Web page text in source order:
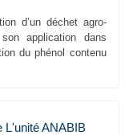
d’un déchet agro-
application dans
du phénol contenu
L'unité ANABIB